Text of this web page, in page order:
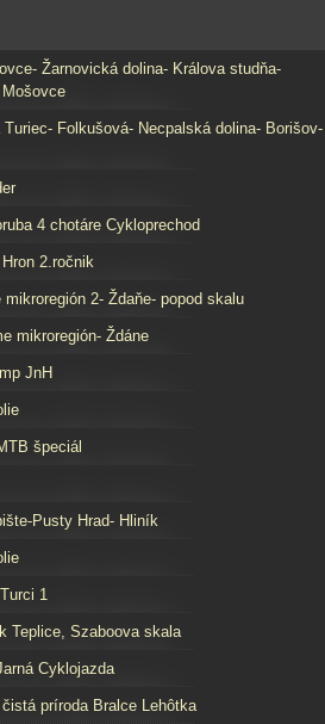
Žarnovická dolina- Králova studňa-
Turiec- Folkušová- Necpalská dolina- Borišov-
4 chotáre Cykloprechod
2.ročnik
mikroregión 2- Ždaňe- popod skalu
mikroregión- Ždáne
JnH
špeciál
Pusty Hrad- Hliník
1
Teplice, Szaboova skala
Cyklojazda
príroda Bralce Lehôtka